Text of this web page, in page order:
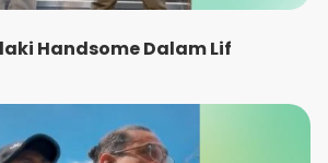
Handsome Dalam Lif